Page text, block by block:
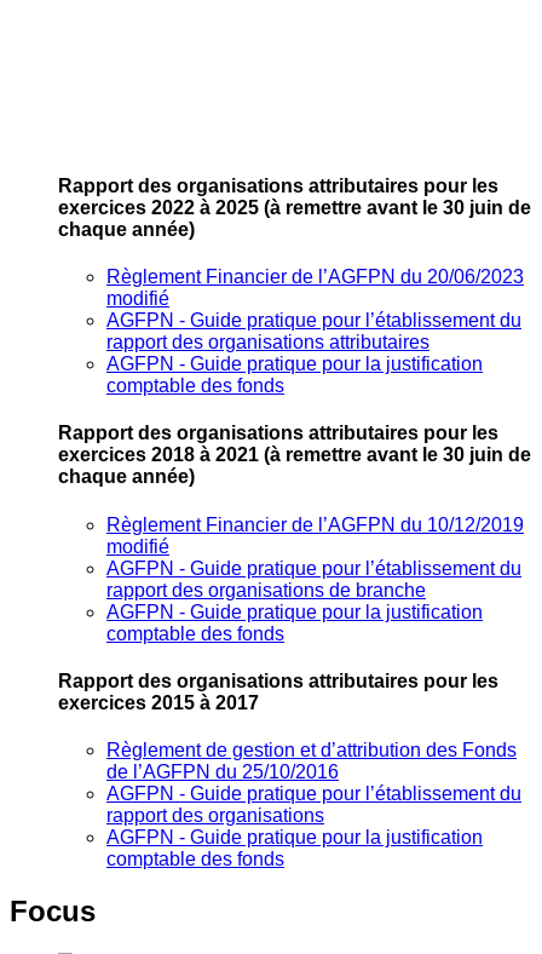
Rapport des organisations attributaires pour les
exercices 2022 à 2025 (à remettre avant le 30 juin de
chaque année)
Règlement Financier de l’AGFPN du 20/06/2023
modifié
AGFPN ‐ Guide pratique pour l’établissement du
rapport des organisations attributaires
AGFPN ‐ Guide pratique pour la justification
comptable des fonds
Rapport des organisations attributaires pour les
exercices 2018 à 2021 (à remettre avant le 30 juin de
chaque année)
Règlement Financier de l’AGFPN du 10/12/2019
modifié
AGFPN ‐ Guide pratique pour l’établissement du
rapport des organisations de branche
AGFPN ‐ Guide pratique pour la justification
comptable des fonds
Rapport des organisations attributaires pour les
exercices 2015 à 2017
Règlement de gestion et d’attribution des Fonds
de l’AGFPN du 25/10/2016
AGFPN ‐ Guide pratique pour l’établissement du
rapport des organisations
AGFPN ‐ Guide pratique pour la justification
comptable des fonds
Focus